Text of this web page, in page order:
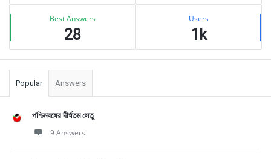
Best Answers
28
Users
1k
Popular Answers
পশ্চিমবঙ্গের দীর্ঘতম সেতু
9 Answers